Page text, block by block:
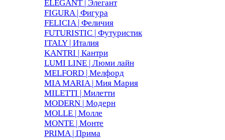
ELEGANT | Элегант
FIGURA | Фигура
FELICIA | Феличия
FUTURISTIC | Футуристик
ITALY | Италия
KANTRI | Кантри
LUMI LINE | Люми лайн
MELFORD | Мелфорд
MIA MARIA | Мия Мария
MILETTI | Милетти
MODERN | Модерн
MOLLE | Молле
MONTE | Монте
PRIMA | Прима